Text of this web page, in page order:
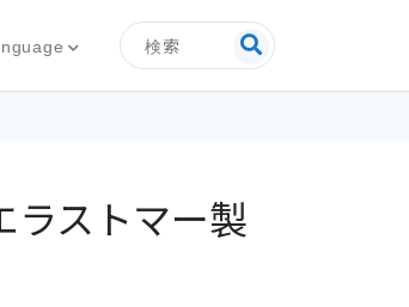
検索
ストマー製